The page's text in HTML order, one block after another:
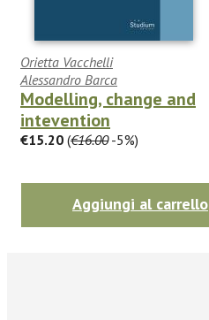
Orietta Vacchelli
Alessandro Barca
Modelling, change and
intevention
€15.20 (€16.00-5%)
Aggiungi al carrello